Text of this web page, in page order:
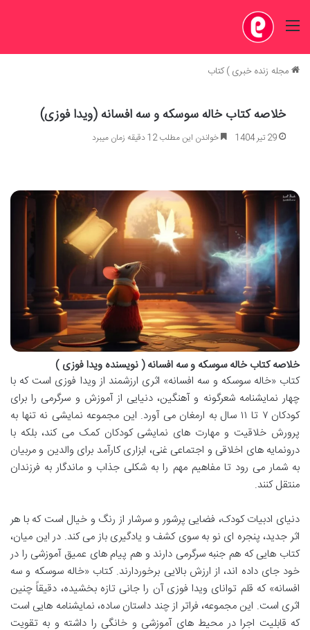
منو
مجله زنده خبری)کتاب
خلاصه کتاب خاله سوسکه و سه افسانه (ویدا فوزی)
29 تیر 1404 خواندن این مطلب 12 دقیقه زمان میبرد
خلاصه کتاب خاله سوسکه و سه افسانه ( نویسنده ویدا فوزی )
کتاب «خاله سوسکه و سه افسانه» اثری ارزشمند از ویدا فوزی است که با
چهار نمایشنامه شعرگونه و آهنگین، دنیایی از آموزش و سرگرمی را برای
کودکان ۷ تا ۱۱ سال به ارمغان می آورد. این مجموعه نمایشی نه تنها به
پرورش خلاقیت و مهارت های نمایشی کودکان کمک می کند، بلکه با
درونمایه های اخلاقی و اجتماعی غنی، ابزاری کارآمد برای والدین و مربیان
به شمار می رود تا مفاهیم مهم را به شکلی جذاب و ماندگار به فرزندان
منتقل کنند.
دنیای ادبیات کودک، فضایی پرشور و سرشار از رنگ و خیال است که با هر
اثر جدید، پنجره ای نو به سوی کشف و یادگیری باز می کند. در این میان،
کتاب هایی که هم جنبه سرگرمی دارند و هم پیام های عمیق آموزشی را در
خود جای داده اند، از ارزش بالایی برخوردارند. کتاب «خاله سوسکه و سه
افسانه» که قلم توانای ویدا فوزی آن را جانی تازه بخشیده، دقیقاً چنین
اثری است. این مجموعه، فراتر از چند داستان ساده، نمایشنامه هایی است
که قابلیت اجرا در محیط های آموزشی و خانگی را داشته و به تقویت